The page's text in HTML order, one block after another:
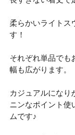
柔らかいライトス
す！
それぞれ単品でも
幅も広がります。
カジュアルになり
ニンなポイント使
ムです♪